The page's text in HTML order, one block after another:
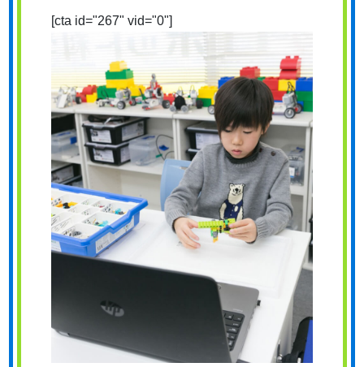
[cta id="267" vid="0"]